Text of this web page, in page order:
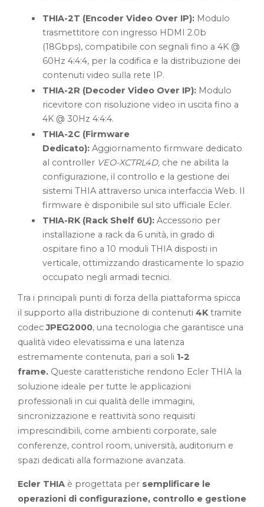
THIA-2T (Encoder Video Over IP): Modulo
trasmettitore con ingresso HDMI 2.0b
(18Gbps), compatibile con segnali fino a 4K @
60Hz 4:4:4, per la codifica e la distribuzione dei
contenuti video sulla rete IP.
THIA-2R (Decoder Video Over IP): Modulo
ricevitore con risoluzione video in uscita fino a
4K @ 30Hz 4:4:4.
THIA-2C (Firmware
Dedicato): Aggiornamento firmware dedicato
al controller VEO-XCTRL4D, che ne abilita la
configurazione, il controllo e la gestione dei
sistemi THIA attraverso unica interfaccia Web. Il
firmware è disponibile sul sito ufficiale Ecler.
THIA-RK (Rack Shelf 6U): Accessorio per
installazione a rack da 6 unità, in grado di
ospitare fino a 10 moduli THIA disposti in
verticale, ottimizzando drasticamente lo spazio
occupato negli armadi tecnici.
Tra i principali punti di forza della piattaforma spicca
il supporto alla distribuzione di contenuti 4K tramite
codecJPEG2000, una tecnologia che garantisce una
qualità video elevatissima e una latenza
estremamente contenuta, pari a soli 1-2
frame. Queste caratteristiche rendono Ecler THIA la
soluzione ideale per tutte le applicazioni
professionali in cui qualità delle immagini,
sincronizzazione e reattività sono requisiti
imprescindibili, come ambienti corporate, sale
conferenze, control room, università, auditorium e
spazi dedicati alla formazione avanzata.
Ecler THIA è progettata per semplificare le
operazioni di configurazione, controllo e gestione